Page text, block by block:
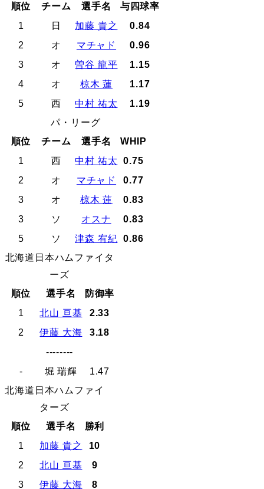
順位
チーム 選手名
与四球率
1
日 加藤 貴之
0.84
2
オ マチャド
0.96
3
オ 曽谷 龍平
1.15
4
オ 椋木 蓮
1.17
5
西 中村 祐太
1.19
パ・リーグ
順位
チーム 選手名
WHIP
1
西 中村 祐太
0.75
2
オ マチャド
0.77
3
オ 椋木 蓮
0.83
3
ソ オスナ
0.83
5
ソ 津森 宥紀
0.86
北海道日本ハムファイタ
ーズ
順位
選手名
防御率
1
北山 亘基
2.33
2
伊藤 大海
3.18
--------
-
堀 瑞輝
1.47
北海道日本ハムファイ
ターズ
順位
選手名
勝利
1
加藤 貴之
10
2
北山 亘基
9
3
伊藤 大海
8